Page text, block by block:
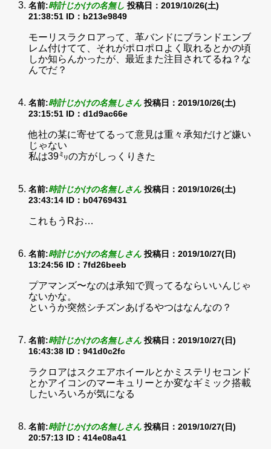
名前:時計じかけの名無し 投稿日：2019/10/26(土)
21:38:51 ID：b213e9849
モーリスラクロアって、革バンドにブランドエンブ
レム付けてて、それがポロポロよく取れるとかの頃
しか知らんかったが、最近また注目されてるね？な
んでだ？
名前:時計じかけの名無しさん 投稿日：2019/10/26(土)
23:15:51 ID：d1d9ac66e
他社の某に寄せてるって意見は重々承知だけど嫌い
じゃない
私は39㍉の方がしっくりきた
名前:時計じかけの名無しさん 投稿日：2019/10/26(土)
23:43:14 ID：b04769431
これもうRお…
名前:時計じかけの名無しさん 投稿日：2019/10/27(日)
13:24:56 ID：7fd26beeb
プアマンズ〜なのは承知で買ってるならいいんじゃ
ないかな。
というか突然シチズンあげるやつはなんなの？
名前:時計じかけの名無しさん 投稿日：2019/10/27(日)
16:43:38 ID：941d0c2fc
ラクロアはスクエアホイールとかミステリセコンド
とかアイコンのマーキュリーとか変なギミック搭載
したいろいろが気になる
名前:時計じかけの名無しさん 投稿日：2019/10/27(日)
20:57:13 ID：414e08a41